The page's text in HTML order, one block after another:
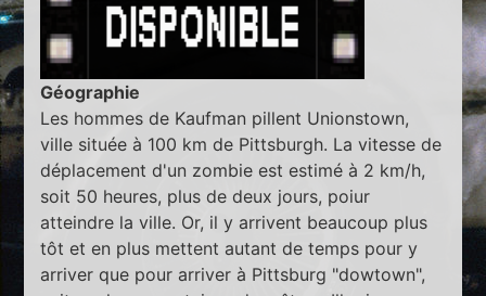
Géographie
Les hommes de Kaufman pillent Unionstown,
ville située à 100 km de Pittsburgh. La vitesse de
déplacement d'un zombie est estimé à 2 km/h,
soit 50 heures, plus de deux jours, poiur
atteindre la ville. Or, il y arrivent beaucoup plus
tôt et en plus mettent autant de temps pour y
arriver que pour arriver à Pittsburg "dowtown",